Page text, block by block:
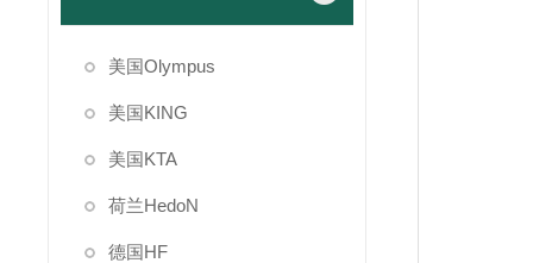
美国Olympus
美国KING
美国KTA
荷兰HedoN
德国HF